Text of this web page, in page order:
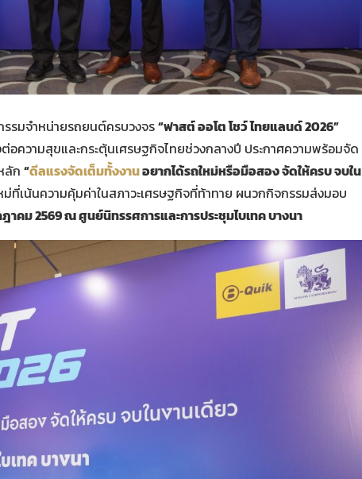
รมจำหน่ายรถยนต์ครบวงจร“ฟาสต์ ออโต โชว์ ไทยแลนด์ 2026”
อความสุขและกระตุ้นเศรษฐกิจไทยช่วงกลางปี ประกาศความพร้อมจัด
ลัก “ดีลแรงจัดเต็มทั้งงานอยากได้รถใหม่หรือมือสอง จัดให้ครบ จบใน
เน้นความคุ้มค่าในสภาวะเศรษฐกิจที่ท้าทาย ผนวกกิจกรรมส่งมอบ
าคม 2569 ณ ศูนย์นิทรรศการและการประชุมไบเทค บางนา